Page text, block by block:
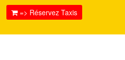
=> Réservez Taxis